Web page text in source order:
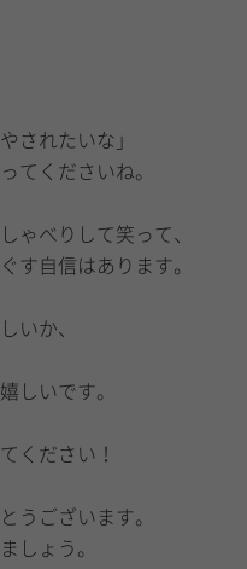
されたいな」
てくださいね。
ゃべりして笑って、
す自信はあります。
いか、
しいです。
ください！
うございます。
しょう。